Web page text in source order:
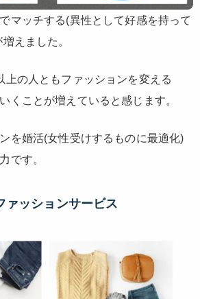
マッチする(異性として好感を持って
えました。
上の人ともファッションを変える
くことが増えていると感じます。
を婚活(女性受けするものに最適化)
です。
ァッションサービス